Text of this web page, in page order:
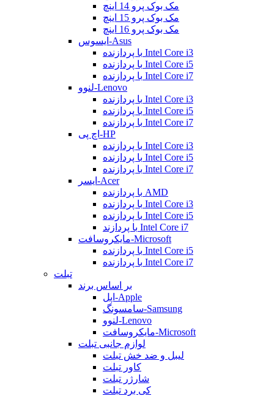
مک بوک پرو 14 اینچ
مک بوک پرو 15 اینچ
مک بوک پرو 16 اینچ
ایسوس-Asus
با پردازنده Intel Core i3
با پردازنده Intel Core i5
با پردازنده Intel Core i7
لنوو-Lenovo
با پردازنده Intel Core i3
با پردازنده Intel Core i5
با پردازنده Intel Core i7
اچ پی-HP
با پردازنده Intel Core i3
با پردازنده Intel Core i5
با پردازنده Intel Core i7
ایسر-Acer
با پردازنده AMD
با پردازنده Intel Core i3
با پردازنده Intel Core i5
با پردازند Intel Core i7
مایکروسافت-Microsoft
با پردازنده Intel Core i5
با پردازنده Intel Core i7
تبلت
بر اساس برند
اپل-Apple
سامسونگ-Samsung
لنوو-Lenovo
مایکروسافت-Microsoft
لوازم جانبی تبلت
لیبل و ضد خش تبلت
کاور تبلت
شارژر تبلت
کی برد تبلت